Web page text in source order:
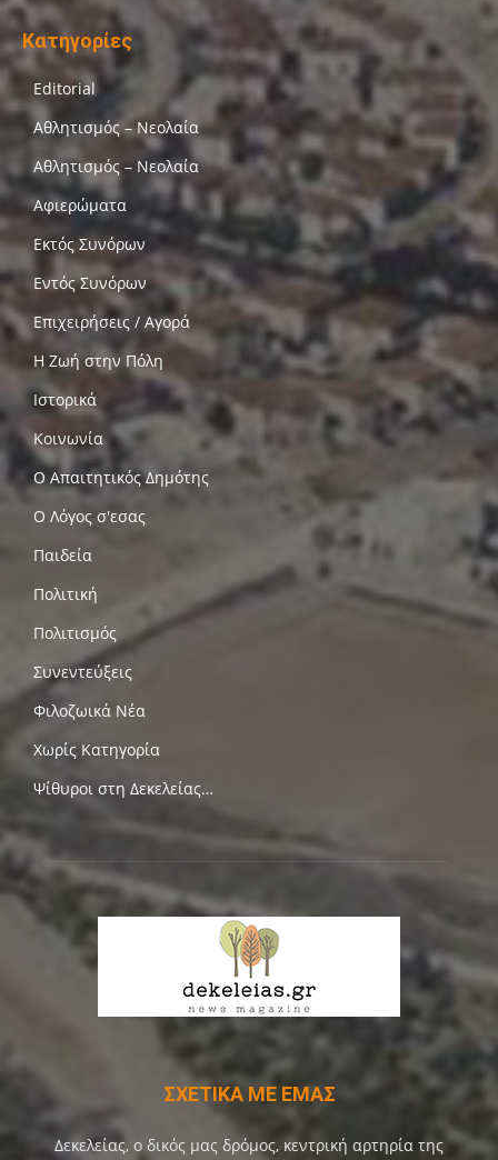
Κατηγορίες
Editorial
Αθλητισμός – Νεολαία
Αθλητισμός – Νεολαία
Αφιερώματα
Εκτός Συνόρων
Εντός Συνόρων
Επιχειρήσεις / Αγορά
Η Ζωή στην Πόλη
Ιστορικά
Κοινωνία
Ο Απαιτητικός Δημότης
Ο Λόγος σ'εσας
Παιδεία
Πολιτική
Πολιτισμός
Συνεντεύξεις
Φιλοζωικά Νέα
Χωρίς Κατηγορία
Ψίθυροι στη Δεκελείας…
ΣΧΕΤΙΚΑ ΜΕ ΕΜΑΣ
Δεκελείας, ο δικός μας δρόμος, κεντρική αρτηρία της